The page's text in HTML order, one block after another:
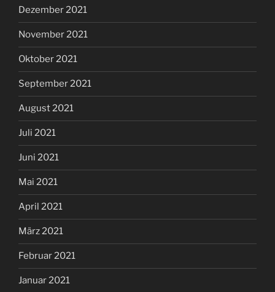
Dezember 2021
November 2021
Oktober 2021
September 2021
August 2021
Juli 2021
Juni 2021
Mai 2021
April 2021
März 2021
Februar 2021
Januar 2021